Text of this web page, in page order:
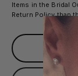
Items in the Bridal
Return Policy than